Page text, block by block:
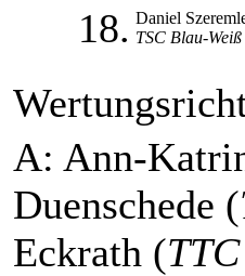
18. Daniel
TSC Blau-
A: Ann-
Duenschede (
Eckrath (